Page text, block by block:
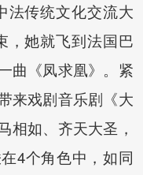
法传统文化交流大
，她就飞到法国巴
曲《凤求凰》。紧
来戏剧音乐剧《大
相如、齐天大圣，
4个角色中，如同